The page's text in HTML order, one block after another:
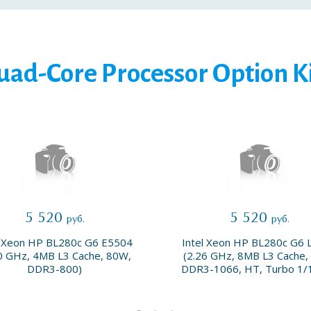
Core Processor Option
5 520 руб.
HP BL280c G6 E5504
GHz, 4MB L3 Cache, 80W,
DDR3-800)
5 520 руб.
Intel Xeon HP BL280c G6
(2.26 GHz, 8MB L3
DDR3-1066, HT, Turbo